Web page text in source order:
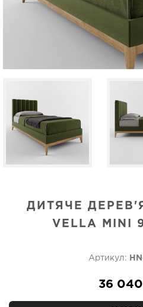
ДИТЯЧЕ
VELLA MINI
Артикул:
36